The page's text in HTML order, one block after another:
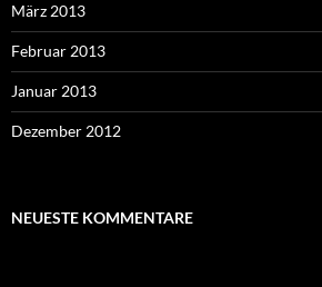
März 2013
Februar 2013
Januar 2013
Dezember 2012
NEUESTE KOMMENTARE